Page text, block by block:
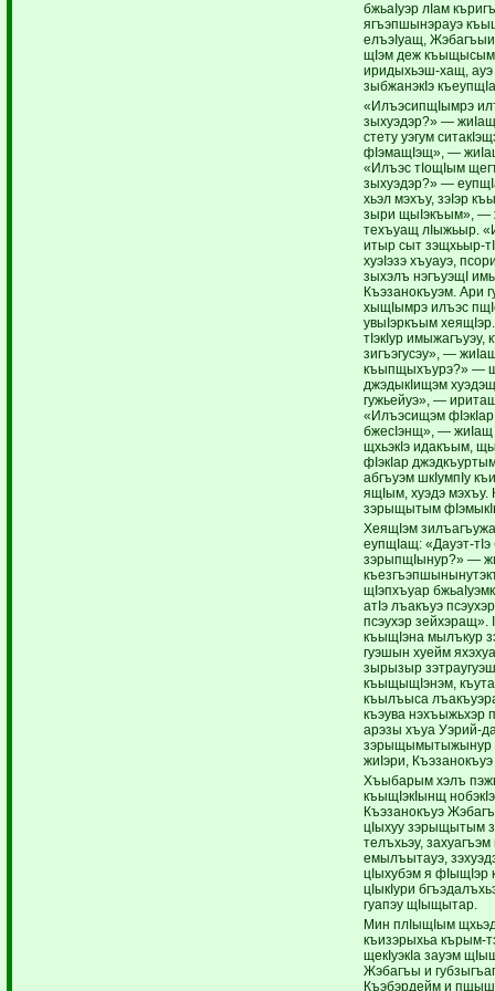
бжьаIуэр лIам
ягъэпшынэрауэ
елъэIуащ, Жэбагъыи
щIэм деж
иридыхьэш-хащ, ауэ
зыбжанэкIэ
«ИлъэсипщIымрэ
зыхуэдэр?» — жиIащ
стету уэгум
фIэмащIэщ», —
«Илъэс тIощIым
зыхуэдэр?» —
хьэл мэхъу, зэIэр
зыри щыIэкъым», —
техъуащ лIыжьыр.
итыр сыт зэщхьыр-
хуэIэзэ хъуауэ,
зыхэлъ нэгъуэщI
Къэзанокъуэм. Ари
хыщIымрэ илъэс
увыIэркъым
тIэкIур имыжагъуэу,
зигъэгусэу», —
къыпщыхъурэ?» —
джэдыкIищэм
гужьейуэ», —
«Илъэсищэм
бжесIэнщ», — жиIащ
щхьэкIэ идакъым,
фIэкIар
абгъуэм шкIумпIу
ящIым, хуэдэ мэхъу.
зэрыщытым
ХеящIэм
еупщIащ: «Дауэт-
зэрыпщIынур?» —
щIэпхъуар
атIэ лъакъуэ
псэухэр
къыщIэна мылъкур
гуэшын хуейм
зырызыр
къыщыщIэнэм,
къылъыса
къэува нэхъыжьхэр
арэзы хъуа Уэрий-
зэрыщымытыжынур
жиIэри,
Хъыбарым хэлъ
къыщIэкIынщ
Къэзанокъуэ
цIыхуу зэрыщытым
телъхьэу,
емылъытауэ,
цIыхубэм я фIыщIэр
цIыкIури
гуапэу щIыщытар.
Мин плIыщIым
къизэрыхьа кърым-
щекIуэкIа зауэм
Жэбагъы и
Къэбэрдейм и